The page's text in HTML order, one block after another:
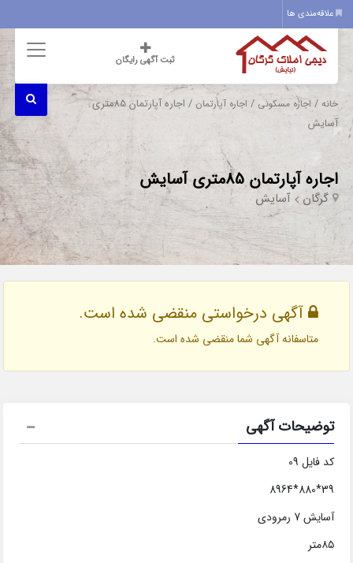
علاقه‌مندی ها
ثبت آگهی رایگان
خانه /اجاره مسکونی/ اجاره آپارتمان
/ اجاره آپارتمان 85متری
آسایش
اجاره آپارتمان 85متری آسایش
گرگان آسایش
آگهی درخواستی منقضی شده است.
متاسفانه آگهی شما منقضی شده است.
توضیحات آگهی
کد فایل 09
39*880*8964
آسایش 7 رمرودی
۸۵متر